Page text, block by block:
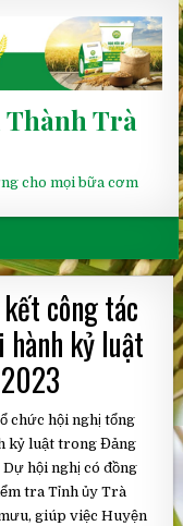
Thành Trà
cho mọi bữa cơm
công tác
kỷ luật
chức hội nghị tổng
kỷ luật trong Đảng
hội nghị có đồng
tra Tỉnh ủy Trà
giúp việc Huyện